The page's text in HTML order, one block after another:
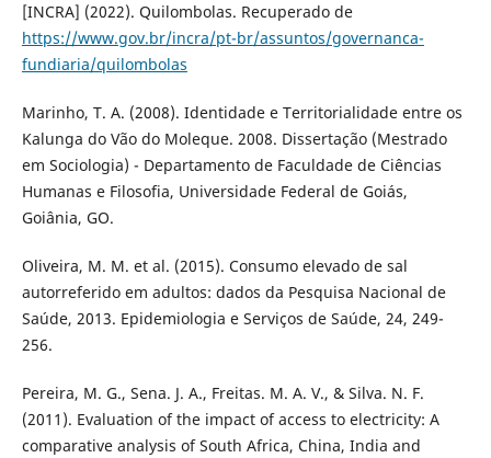
[INCRA] (2022). Quilombolas. Recuperado de
https://www.gov.br/incra/pt-br/assuntos/governanca-
fundiaria/quilombolas
Marinho, T. A. (2008). Identidade e Territorialidade entre os
Kalunga do Vão do Moleque. 2008. Dissertação (Mestrado
em Sociologia) - Departamento de Faculdade de Ciências
Humanas e Filosofia, Universidade Federal de Goiás,
Goiânia, GO.
Oliveira, M. M. et al. (2015). Consumo elevado de sal
autorreferido em adultos: dados da Pesquisa Nacional de
Saúde, 2013. Epidemiologia e Serviços de Saúde, 24, 249-
256.
Pereira, M. G., Sena. J. A., Freitas. M. A. V., & Silva. N. F.
(2011). Evaluation of the impact of access to electricity: A
comparative analysis of South Africa, China, India and